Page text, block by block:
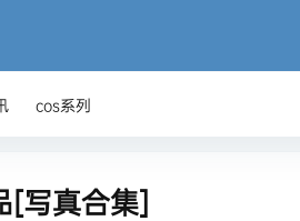
cos系列
[写真合集]